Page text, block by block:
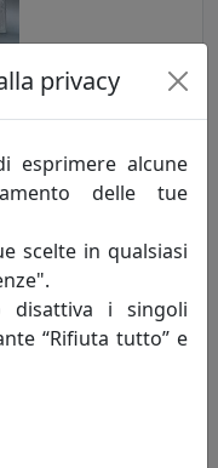
13X18, ARGENTO
59,00 €
privacy
esprimere alcune
delle tue
scelte in qualsiasi
disattiva i singoli
“Rifiuta tutto” e